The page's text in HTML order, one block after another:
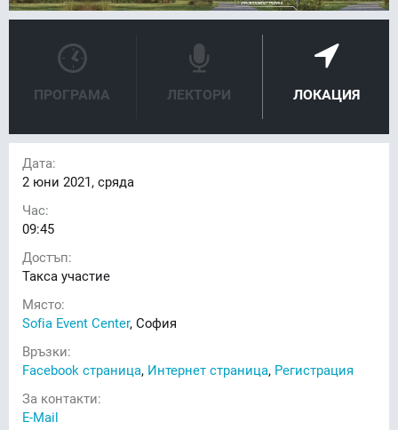
ПРОГРАМА ЛЕКТОРИ ЛОКАЦИЯ
Дата:
2 юни 2021, сряда
Час:
09:45
Достъп:
Такса участие
Място:
Sofia Event Center, София
Връзки:
Facebook страница, Интернет страница, Регистрация
За контакти:
E-Mail